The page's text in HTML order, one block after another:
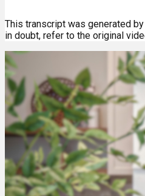
This transcript was generated by
in doubt, refer to the original